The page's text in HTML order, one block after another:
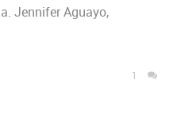
Jennifer Aguayo,
1